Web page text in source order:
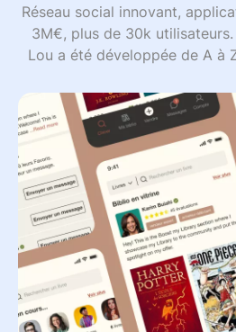
Réseau social innovant,
3M€, plus de 30k
Lou a été développée de A à